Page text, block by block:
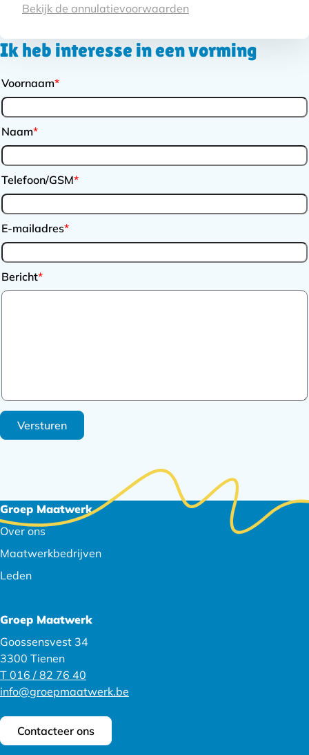
Voorwaarden
Bekijk de annulatievoorwaarden
Ik heb interesse in een vorming
Voornaam*
Naam*
Telefoon/GSM*
E-mailadres*
Bericht*
Versturen
Footer
navigatie
Groep Maatwerk
Over ons
Maatwerkbedrijven
Leden
Groep Maatwerk
Goossensvest 34
3300 Tienen
T 016 / 82 76 40
info@groepmaatwerk.be
Contacteer ons